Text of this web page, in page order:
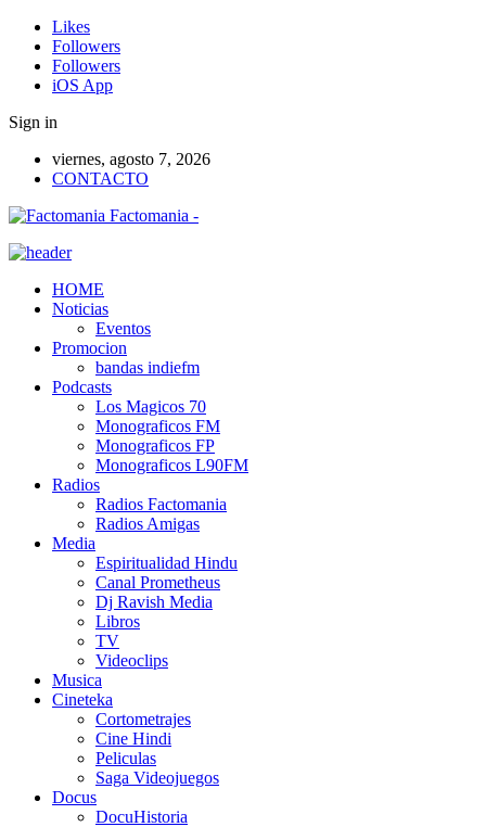
Likes
Followers
Followers
iOS App
Sign in
viernes, agosto 7, 2026
CONTACTO
Factomania -
HOME
Noticias
Eventos
Promocion
bandas indiefm
Podcasts
Los Magicos 70
Monograficos FM
Monograficos FP
Monograficos L90FM
Radios
Radios Factomania
Radios Amigas
Media
Espiritualidad Hindu
Canal Prometheus
Dj Ravish Media
Libros
TV
Videoclips
Musica
Cineteka
Cortometrajes
Cine Hindi
Peliculas
Saga Videojuegos
Docus
DocuHistoria